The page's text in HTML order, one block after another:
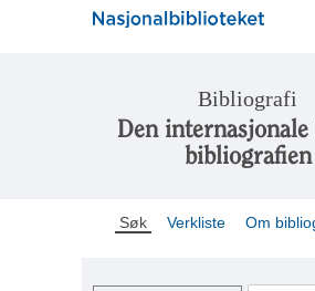
Bibliografi
Den internasjonale
bibliografien
Søk Verkliste Om